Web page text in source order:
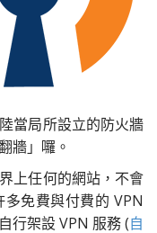
當局所設立的防火牆
牆」囉。
上任何的網站，不會
免費與付費的 VPN
行架設 VPN 服務 (自